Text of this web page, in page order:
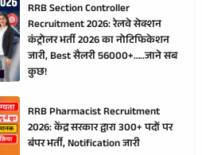
RRB Section Controller
Recruitment 2026: रेलवे सेक्शन
कंट्रोलर भर्ती 2026 का नोटिफिकेशन
जारी, Best सैलरी 56000+…..जाने सब
कुछ!
RRB Pharmacist Recruitment
2026: केंद्र सरकार द्वारा 300+ पदों पर
बंपर भर्ती, Notification जारी